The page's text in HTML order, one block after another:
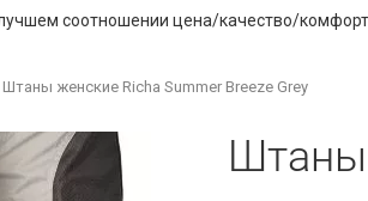
соотношении цена/качество/
Штаны женские Richa Summer Breeze Grey
Штаны